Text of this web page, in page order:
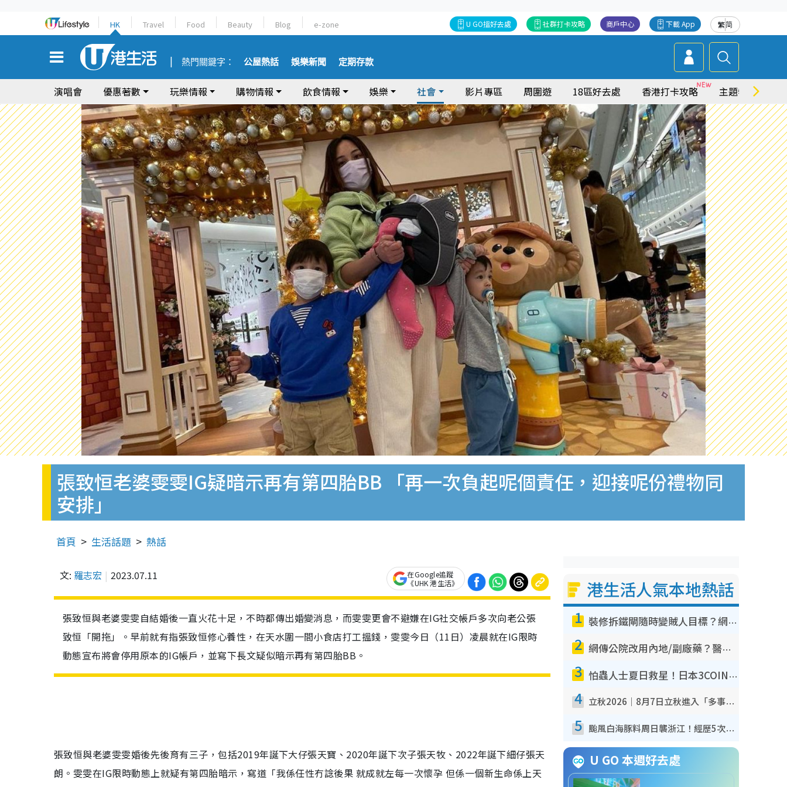
HK Travel Food Beauty Blog e-zone 繁简
下載 App
商戶中心
社群打卡攻略
U GO搵好去處
熱門關鍵字： 公屋熱話 娛樂新聞 定期存款
演唱會 優惠著數 玩樂情報 購物情報 飲食情報 娛樂 社會 影片專區 周圍遊 18區好去處 香港打卡攻略 主題特集
張致恒老婆雯雯IG疑暗示再有第四胎BB 「再一次負起呢個責任，迎接呢份禮物同
安排」
首頁 生活話題 熱話
文: 羅志宏 2023.07.11
在Google追蹤
《UHK 港生活》
張致恒與老婆雯雯自結婚後一直火花十足，不時都傳出婚變消息，而雯雯更會不避嫌在IG社交帳戶多次向老公張
致恒「開拖」。早前就有指張致恒修心養性，在天水圍一間小食店打工搵錢，雯雯今日（11日）凌晨就在IG限時
動態宣布將會停用原本的IG帳戶，並寫下長文疑似暗示再有第四胎BB。
張致恒與老婆雯雯婚後先後育有三子，包括2019年誕下大仔張天寶、2020年誕下次子張天牧、2022年誕下細仔張天
朗。雯雯在IG限時動態上就疑有第四胎暗示，寫道「我係任性冇諗後果 就成就左每一次懷孕 但係一個新生命係上天
港生活人氣本地熱話
1 裝修拆鐵閘隨時變賊人目標？網民揭2大關鍵用途：裝新式等於白裝？附新舊鐵閘分別
2 網傳公院改用內地/副廠藥？醫生拆解正副廠分別 揭4類人換藥隨時出事
3 怕蟲人士夏日救星！日本3COINS爆紅驅蟲神器$45起 1招「全程免觸碰」輕鬆搞定小強
4 立秋2026｜8月7日立秋進入「多事之秋」 3件事唔做得！專家教6招開運 清枱頭／銀包納氣接好運
5 颱風白海豚料周日襲浙江！經歷5次「眼牆置換」極罕見 成登陸內地最長途颱風
U GO 本週好去處